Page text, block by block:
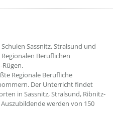
Sassnitz, Stralsund und
Beruflichen
Regionale Berufliche
Der Unterricht findet
in Sassnitz, Stralsund, Ribnitz-
werden von 150